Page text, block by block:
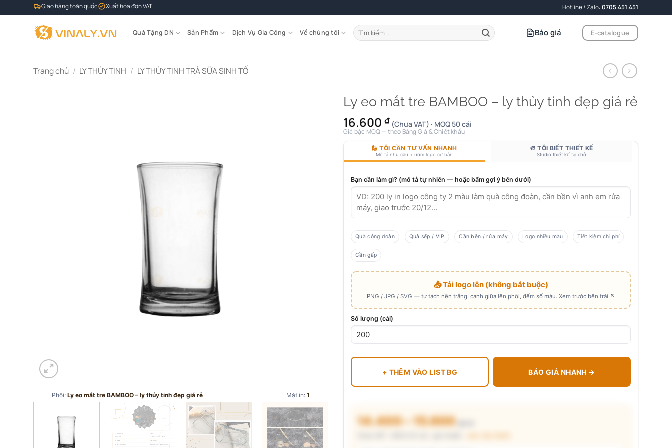
qua
Giao hàng toàn quốc Xuất hóa đơn VAT Hotline / Zalo:0705.451.451
Quà Tặng DN Sản Phẩm Dịch Vụ Gia Công Về chúng tôi
Tìm
kiếm:
Báo giá E-catalogue
Trang chủ / LY THỦY TINH / LY THỦY TINH TRÀ SỮA SINH TỐ
Phôi: Ly eo mắt tre BAMBOO – ly thủy tinh đẹp giá rẻ Mặt in: 1
Ly eo mắt tre BAMBOO – ly thủy tinh đẹp giá rẻ
16.600 ₫ (Chưa VAT) · MOQ 50 cái
Giá bậc MOQ — theo Bảng Giá & Chiết khấu
🙋 TÔI CẦN TƯ VẤN NHANH
Mô tả nhu cầu + ướm logo cơ bản
🎨 TÔI BIẾT THIẾT KẾ
Studio thiết kế tại chỗ
Bạn cần làm gì? (mô tả tự nhiên — hoặc bấm gợi ý bên dưới)
Quà công đoàn Quà sếp / VIP Cần bền / rửa máy Logo nhiều màu Tiết kiệm chi phí
Cần gấp
📤 Tải logo lên (không bắt buộc)
PNG / JPG / SVG — tự tách nền trắng, canh giữa lên phôi, đếm số màu. Xem trước bên trái ↖
Số lượng (cái)
+ THÊM VÀO LIST BG BÁO GIÁ NHANH →
14.400 – 15.600